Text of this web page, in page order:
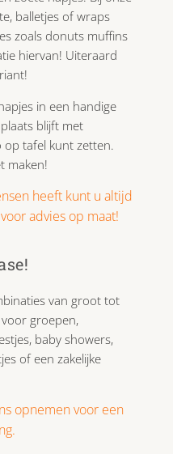
balletjes of wraps
zoals donuts muffins
hiervan! Uiteraard
in een handige
blijft met
op tafel kunt zetten.
maken!
heeft kunt u altijd
advies op maat!
van groot tot
groepen,
baby showers,
of een zakelijke
opnemen voor een